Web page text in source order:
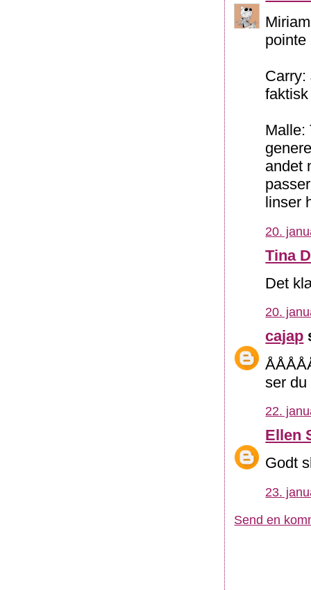
pointe
Carry:
Malle:
andet
linser
20.
Tina
Det
20.
cajap
ser du
22.
Ellen
Godt
23.
Send en